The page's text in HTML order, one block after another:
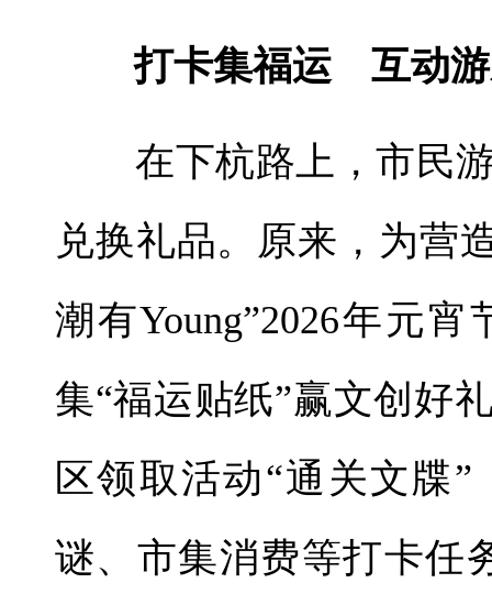
打卡集福运 互动游
在下杭路上，市民游
兑换礼品。原来，为营
潮有Young”2026年元
集“福运贴纸”赢文创好
区领取活动“通关文牒
谜、市集消费等打卡任